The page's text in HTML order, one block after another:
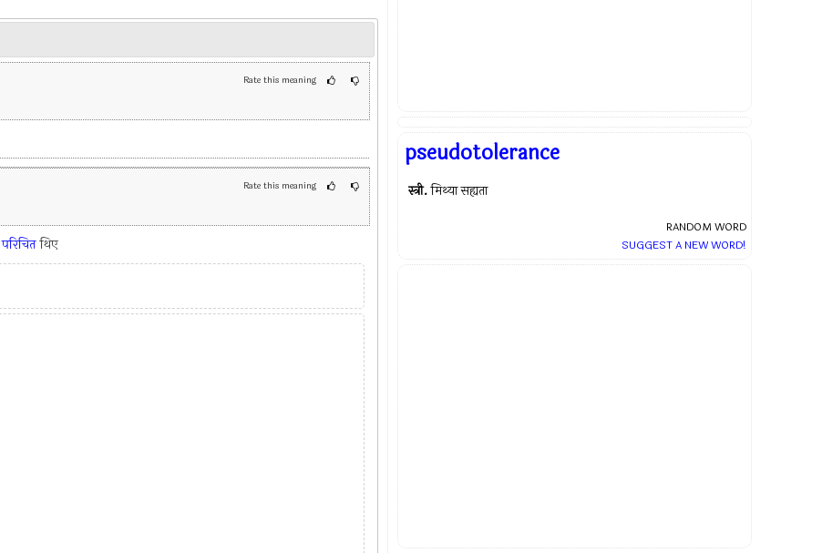
Rate this meaning
Rate this meaning
परिचितथिए
pseudotolerance
स्त्री.मिथ्या सह्यता
RANDOM WORD
SUGGEST A NEW WORD!